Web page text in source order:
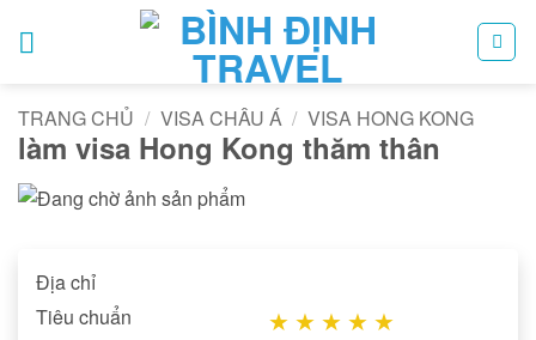
qua
TRANG CHỦ / VISA CHÂU Á / VISA HONG KONG
làm visa Hong Kong thăm thân
Địa chỉ
Tiêu chuẩn
★ ★ ★ ★ ★